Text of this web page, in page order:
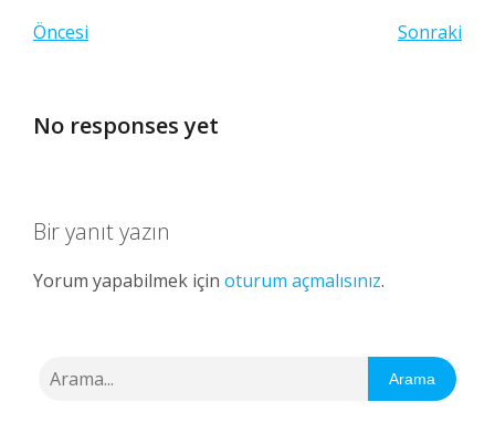
Öncesi Sonraki
No responses yet
Bir yanıt yazın
Yorum yapabilmek için oturum açmalısınız.
Arama